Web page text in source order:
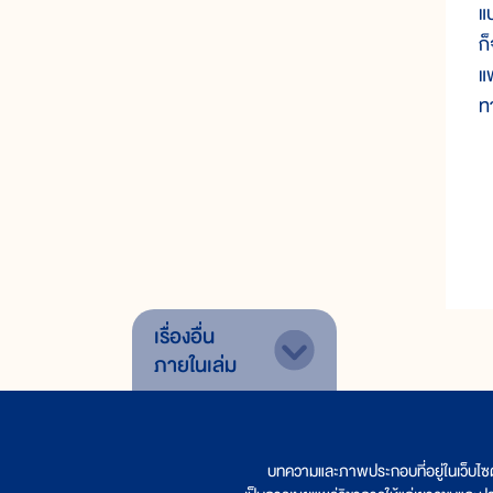
เรื่องอื่น
ภายในเล่ม
บทความและภาพประกอบที่อยู่ในเว็บ